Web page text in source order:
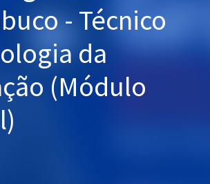
- Técnico
da
(Módulo